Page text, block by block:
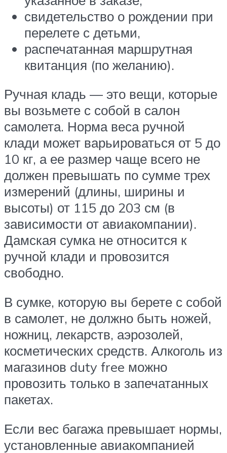
свидетельство о рождении при
перелете с детьми,
распечатанная маршрутная
квитанция (по желанию).
Ручная кладь — это вещи, которые
вы возьмете с собой в салон
самолета. Норма веса ручной
клади может варьироваться от 5 до
10 кг, а ее размер чаще всего не
должен превышать по сумме трех
измерений (длины, ширины и
высоты) от 115 до 203 см (в
зависимости от авиакомпании).
Дамская сумка не относится к
ручной клади и провозится
свободно.
В сумке, которую вы берете с собой
в самолет, не должно быть ножей,
ножниц, лекарств, аэрозолей,
косметических средств. Алкоголь из
магазинов duty free можно
провозить только в запечатанных
пакетах.
Если вес багажа превышает нормы,
установленные авиакомпанией